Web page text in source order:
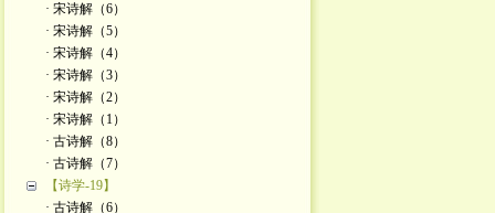
· 宋诗解（6）
· 宋诗解（5）
· 宋诗解（4）
· 宋诗解（3）
· 宋诗解（2）
· 宋诗解（1）
· 古诗解（8）
· 古诗解（7）
【诗学-19】
· 古诗解（6）